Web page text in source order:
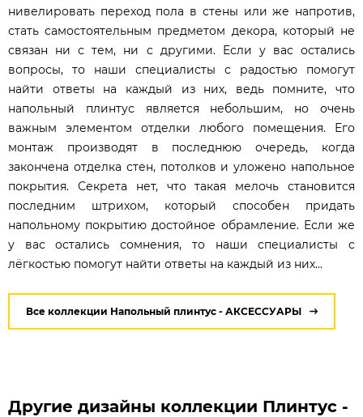
нивелировать переход пола в стены или же напротив,
стать самостоятельным предметом декора, который не
связан ни с тем, ни с другими. Если у вас остались
вопросы, то наши специалисты с радостью помогут
найти ответы на каждый из них, ведь помните, что
напольный плинтус является небольшим, но очень
важным элементом отделки любого помещения. Его
монтаж производят в последнюю очередь, когда
закончена отделка стен, потолков и уложено напольное
покрытия. Секрета нет, что такая мелочь становится
последним штрихом, который способен придать
напольному покрытию достойное обрамление. Если же
у вас остались сомнения, то наши специалисты с
лёгкостью помогут найти ответы на каждый из них...
Все коллекции Напольный плинтус - АКСЕССУАРЫ
Другие дизайны коллекции Плинтус -